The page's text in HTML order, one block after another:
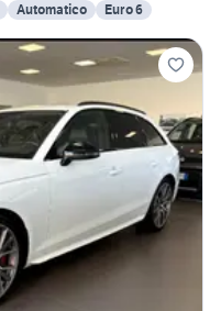
Automatico Euro 6